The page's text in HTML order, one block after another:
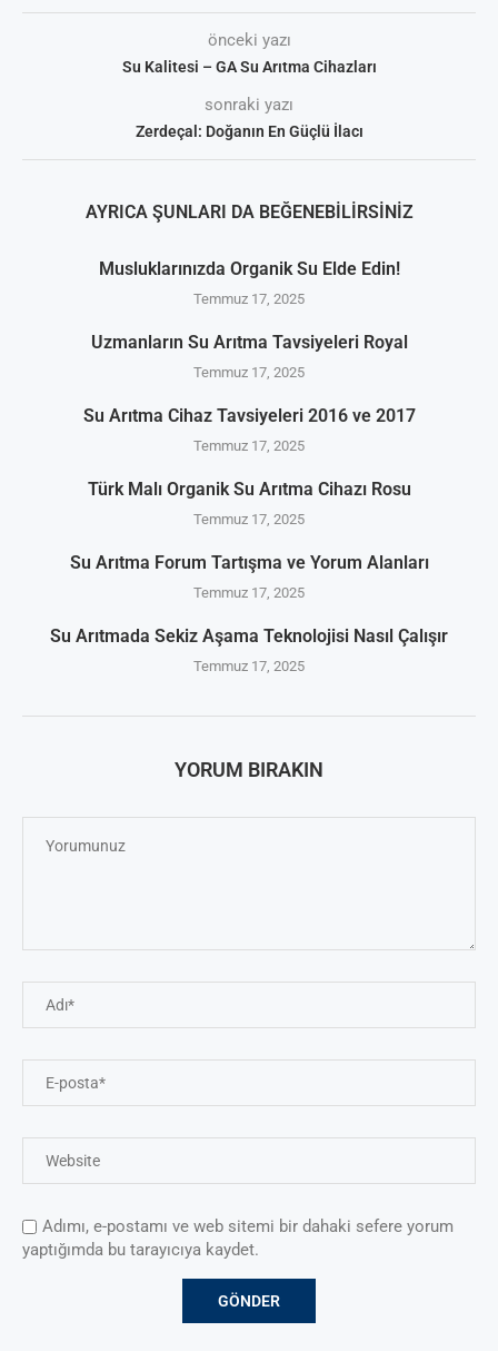
önceki yazı
Su Kalitesi – GA Su Arıtma Cihazları
sonraki yazı
Zerdeçal: Doğanın En Güçlü İlacı
AYRICA ŞUNLARI DA BEĞENEBILIRSINIZ
Musluklarınızda Organik Su Elde Edin!
Temmuz 17, 2025
Uzmanların Su Arıtma Tavsiyeleri Royal
Temmuz 17, 2025
Su Arıtma Cihaz Tavsiyeleri 2016 ve 2017
Temmuz 17, 2025
Türk Malı Organik Su Arıtma Cihazı Rosu
Temmuz 17, 2025
Su Arıtma Forum Tartışma ve Yorum Alanları
Temmuz 17, 2025
Su Arıtmada Sekiz Aşama Teknolojisi Nasıl Çalışır
Temmuz 17, 2025
YORUM BIRAKIN
Adımı, e-postamı ve web sitemi bir dahaki sefere yorum
yaptığımda bu tarayıcıya kaydet.